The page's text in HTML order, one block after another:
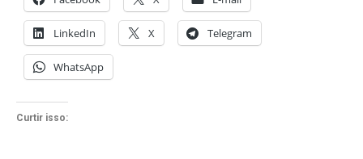
LinkedIn X Telegram
WhatsApp
Curtir isso: